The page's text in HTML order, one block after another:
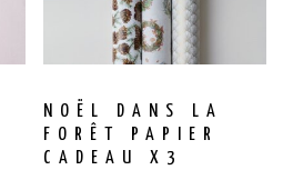
NOËL DANS LA
FORÊT PAPIER
CADEAU X3